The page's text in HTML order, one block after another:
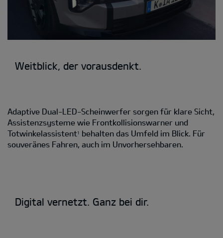
Weitblick, der vorausdenkt.
Adaptive Dual-LED-Scheinwerfer sorgen für klare Sicht,
Assistenzsysteme wie Frontkollisionswarner und
Totwinkelassistent 1
behalten das Umfeld im Blick. Für
souveränes Fahren, auch im Unvorhersehbaren.
Digital vernetzt. Ganz bei dir.